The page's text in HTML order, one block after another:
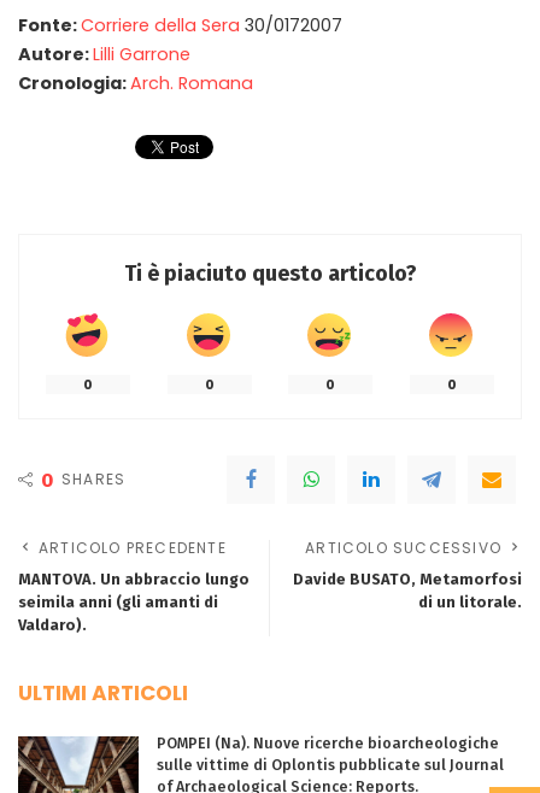
Fonte:Corriere della Sera 30/0172007
Autore:Lilli Garrone
Cronologia:Arch. Romana
Ti è piaciuto questo articolo?
0 0 0 0
0 SHARES
ARTICOLO PRECEDENTE
MANTOVA. Un abbraccio lungo
seimila anni (gli amanti di
Valdaro).
ARTICOLO SUCCESSIVO
Davide BUSATO, Metamorfosi
di un litorale.
ULTIMI ARTICOLI
POMPEI (Na). Nuove ricerche bioarcheologiche
sulle vittime di Oplontis pubblicate sul Journal
of Archaeological Science: Reports.